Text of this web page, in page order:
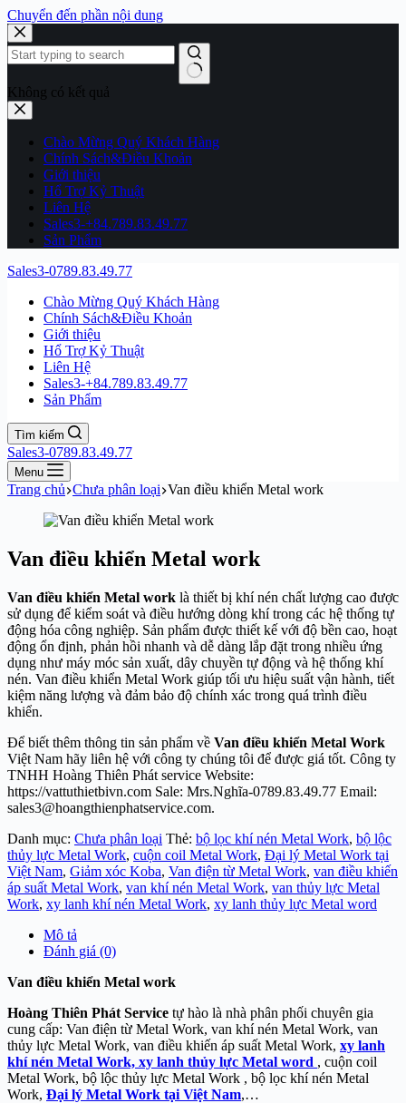
Chuyển đến phần nội dung
Không có kết quả
Chào Mừng Quý Khách Hàng
Chính Sách&Điều Khoản
Giới thiệu
Hổ Trợ Kỷ Thuật
Liên Hệ
Sales3-+84.789.83.49.77
Sản Phẩm
Sales3-0789.83.49.77
Chào Mừng Quý Khách Hàng
Chính Sách&Điều Khoản
Giới thiệu
Hổ Trợ Kỷ Thuật
Liên Hệ
Sales3-+84.789.83.49.77
Sản Phẩm
Tìm kiếm
Sales3-0789.83.49.77
Menu
Trang chủ Chưa phân loại Van điều khiển Metal work
Van điều khiển Metal work
Van điều khiển Metal work là thiết bị khí nén chất lượng cao được
sử dụng để kiểm soát và điều hướng dòng khí trong các hệ thống tự
động hóa công nghiệp. Sản phẩm được thiết kế với độ bền cao, hoạt
động ổn định, phản hồi nhanh và dễ dàng lắp đặt trong nhiều ứng
dụng như máy móc sản xuất, dây chuyền tự động và hệ thống khí
nén. Van điều khiển Metal Work giúp tối ưu hiệu suất vận hành, tiết
kiệm năng lượng và đảm bảo độ chính xác trong quá trình điều
khiển.
Để biết thêm thông tin sản phẩm về Van điều khiển Metal Work
Việt Nam hãy liên hệ với công ty chúng tôi để được giá tốt. Công ty
TNHH Hoàng Thiên Phát service Website:
https://vattuthietbivn.com Sale: Mrs.Nghĩa-0789.83.49.77 Email:
sales3@hoangthienphatservice.com.
Danh mục: Chưa phân loại Thẻ: bộ lọc khí nén Metal Work, bộ lộc
thủy lực Metal Work, cuộn coil Metal Work, Đại lý Metal Work tại
Việt Nam, Giảm xóc Koba, Van điện từ Metal Work, van điều khiến
áp suất Metal Work, van khí nén Metal Work, van thủy lực Metal
Work, xy lanh khí nén Metal Work, xy lanh thủy lực Metal word
Mô tả
Đánh giá (0)
Van điều khiển Metal work
Hoàng Thiên Phát Service tự hào là nhà phân phối chuyên gia
cung cấp: Van điện từ Metal Work, van khí nén Metal Work, van
thủy lực Metal Work, van điều khiến áp suất Metal Work, xy lanh
khí nén Metal Work, xy lanh thủy lực Metal word , cuộn coil
Metal Work, bộ lộc thủy lực Metal Work , bộ lọc khí nén Metal
Work, Đại lý Metal Work tại Việt Nam,…